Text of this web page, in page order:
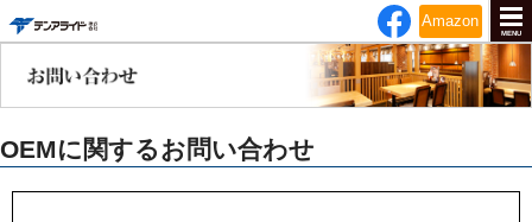
Amazon
MENU
OEMに関するお問い合わせ